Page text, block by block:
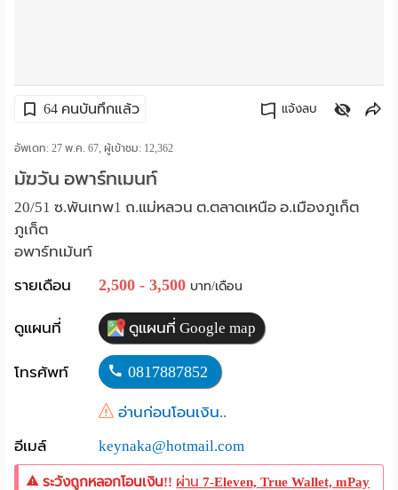
โฆษณา
ลง
ประกาศ
ฟรี
Language
:
English
64 คนบันทึกแล้ว แจ้งลบ
อัพเดท: 27 พ.ค. 67, ผู้เข้าชม: 12,362
มัฆวัน อพาร์ทเมนท์
20/51 ซ.พันเทพ1 ถ.แม่หลวน ต.ตลาดเหนือ อ.เมืองภูเก็ต
ภูเก็ต
อพาร์ทเม้นท์
รายเดือน
2,500 - 3,500 บาท/เดือน
ดูแผนที่ ดูแผนที่ Google map
โทรศัพท์ 0817887852
อ่านก่อนโอนเงิน..
อีเมล์
keynaka@hotmail.com
ระวังถูกหลอกโอนเงิน!! ผ่าน7-Eleven, True Wallet, mPay